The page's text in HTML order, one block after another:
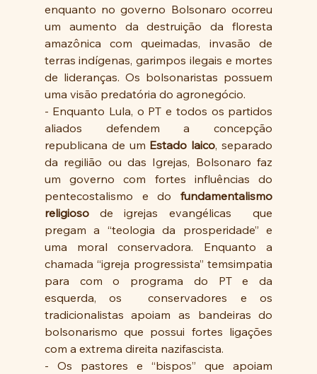
enquanto no governo Bolsonaro ocorreu
um aumento da destruição da floresta
amazônica com queimadas, invasão de
terras indígenas, garimpos ilegais e mortes
de lideranças. Os bolsonaristas possuem
uma visão predatória do agronegócio.
- Enquanto Lula, o PT e todos os partidos
aliados defendem a concepção
republicana de um Estado laico, separado
da regilião ou das Igrejas, Bolsonaro faz
um governo com fortes influências do
pentecostalismo e do fundamentalismo
religioso de igrejas evangélicas  que
pregam a “teologia da prosperidade” e
uma moral conservadora. Enquanto a
chamada “igreja progressista” temsimpatia
para com o programa do PT e da
esquerda, os  conservadores e os
tradicionalistas apoiam as bandeiras do
bolsonarismo que possui fortes ligações
com a extrema direita nazifascista.
- Os pastores e “bispos” que apoiam